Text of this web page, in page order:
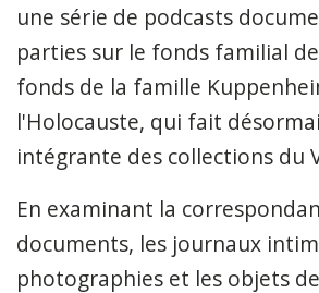
une série de podcasts
parties sur le fonds familial
fonds de la famille
l'Holocauste, qui fait
intégrante des collections du
En examinant la
documents, les journaux
photographies et les objets